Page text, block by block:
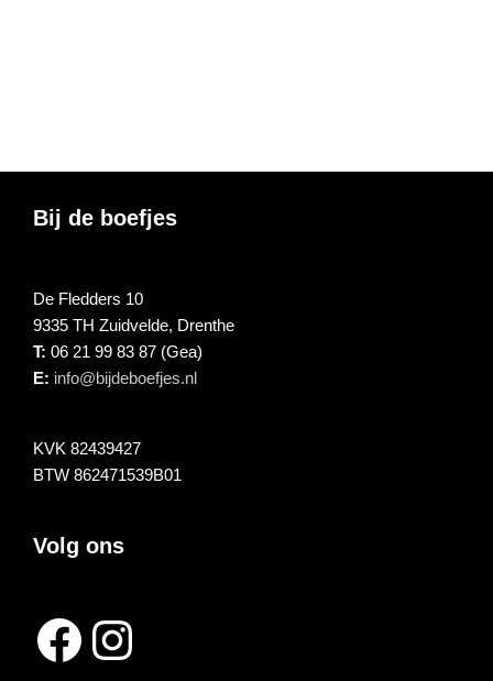
Bij de boefjes
De Fledders 10
9335 TH Zuidvelde, Drenthe
T: 06 21 99 83 87 (Gea)
E: info@bijdeboefjes.nl
KVK 82439427
BTW 862471539B01
Volg ons
Facebook
Instagram